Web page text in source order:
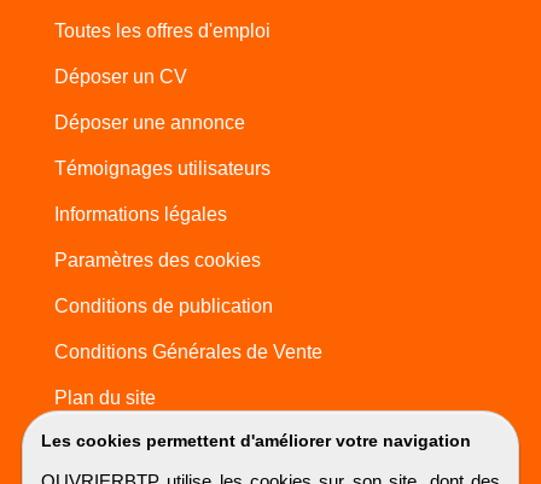
Les cookies permettent d'améliorer votre navigation
Toutes les offres d'emploi
Déposer un CV
Déposer une annonce
Témoignages utilisateurs
Informations légales
Paramètres des cookies
Conditions de publication
Conditions Générales de Vente
Plan du site